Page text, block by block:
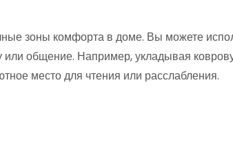
зоны комфорта в доме. Вы можете
или общение. Например, укладывая
место для чтения или расслабления.